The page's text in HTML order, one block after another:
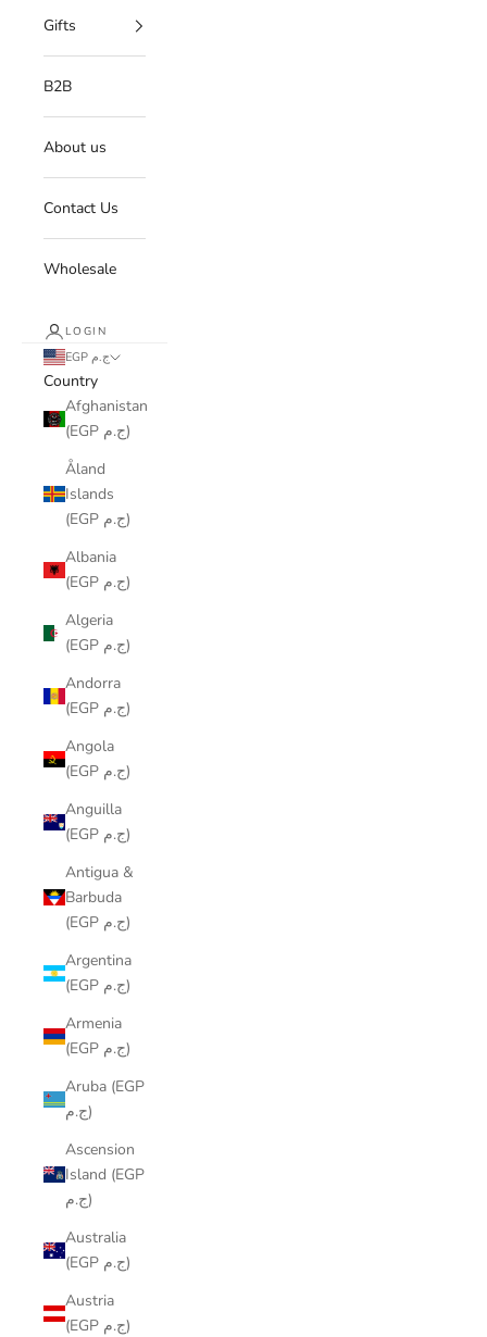
Gifts
B2B
About us
Contact Us
Wholesale
LOGIN
EGP ج.م
Country
Afghanistan
(EGP ج.م)
Åland
Islands
(EGP ج.م)
Albania
(EGP ج.م)
Algeria
(EGP ج.م)
Andorra
(EGP ج.م)
Angola
(EGP ج.م)
Anguilla
(EGP ج.م)
Antigua &
Barbuda
(EGP ج.م)
Argentina
(EGP ج.م)
Armenia
(EGP ج.م)
Aruba (EGP
ج.م)
Ascension
Island (EGP
ج.م)
Australia
(EGP ج.م)
Austria
(EGP ج.م)